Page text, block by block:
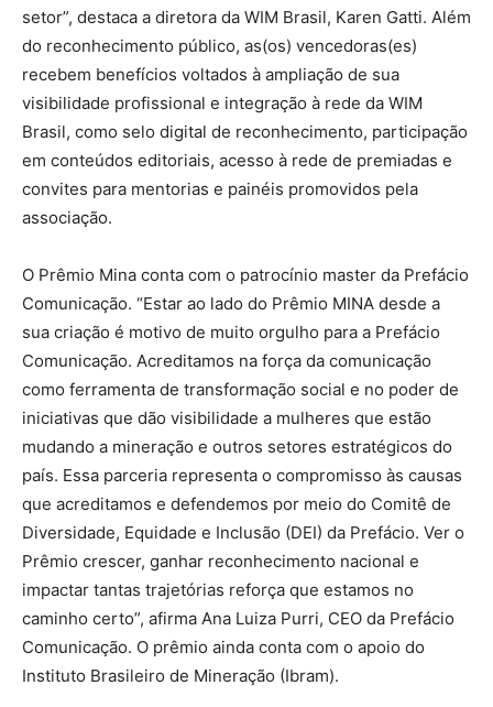
setor”, destaca a diretora da WIM Brasil, Karen Gatti. Além
do reconhecimento público, as(os) vencedoras(es)
recebem benefícios voltados à ampliação de sua
visibilidade profissional e integração à rede da WIM
Brasil, como selo digital de reconhecimento, participação
em conteúdos editoriais, acesso à rede de premiadas e
convites para mentorias e painéis promovidos pela
associação.
O Prêmio Mina conta com o patrocínio master da Prefácio
Comunicação. “Estar ao lado do Prêmio MINA desde a
sua criação é motivo de muito orgulho para a Prefácio
Comunicação. Acreditamos na força da comunicação
como ferramenta de transformação social e no poder de
iniciativas que dão visibilidade a mulheres que estão
mudando a mineração e outros setores estratégicos do
país. Essa parceria representa o compromisso às causas
que acreditamos e defendemos por meio do Comitê de
Diversidade, Equidade e Inclusão (DEI) da Prefácio. Ver o
Prêmio crescer, ganhar reconhecimento nacional e
impactar tantas trajetórias reforça que estamos no
caminho certo”, afirma Ana Luiza Purri, CEO da Prefácio
Comunicação. O prêmio ainda conta com o apoio do
Instituto Brasileiro de Mineração (Ibram).